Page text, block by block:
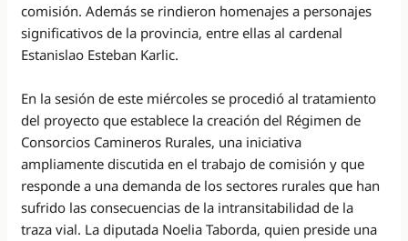
comisión. Además se rindieron homenajes a personajes
significativos de la provincia, entre ellas al cardenal
Estanislao Esteban Karlic.
En la sesión de este miércoles se procedió al tratamiento
del proyecto que establece la creación del Régimen de
Consorcios Camineros Rurales, una iniciativa
ampliamente discutida en el trabajo de comisión y que
responde a una demanda de los sectores rurales que han
sufrido las consecuencias de la intransitabilidad de la
traza vial. La diputada Noelia Taborda, quien preside una